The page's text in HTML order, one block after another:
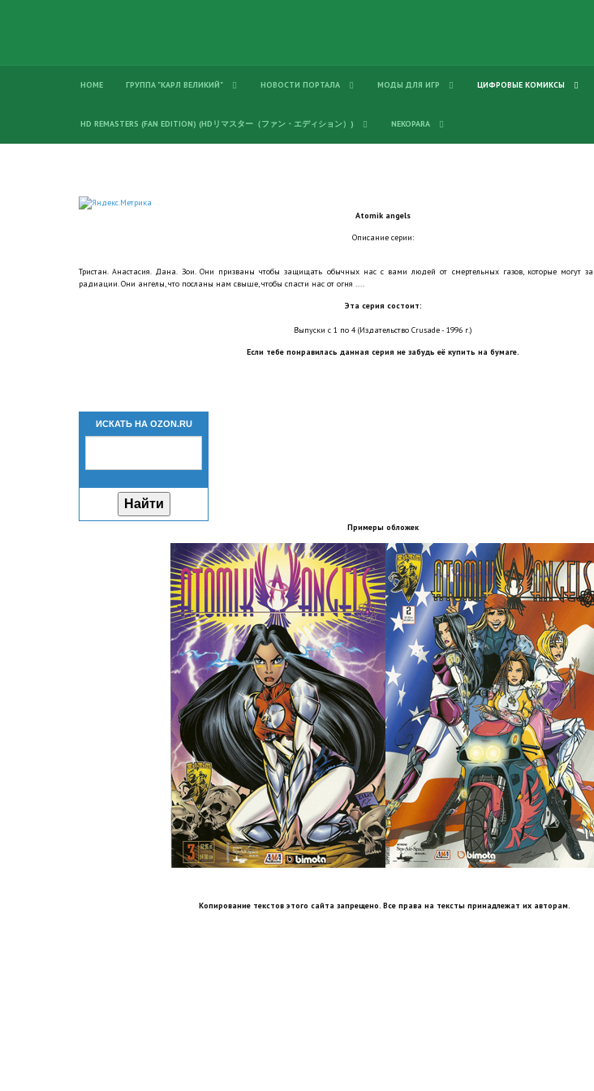
HOME ГРУППА "КАРЛ ВЕЛИКИЙ" НОВОСТИ ПОРТАЛА МОДЫ ДЛЯ ИГР ЦИФРОВЫЕ КОМИКСЫ
HD REMASTERS (FAN EDITION) (HDリマスター（ファン・エディション）) NEKOPARA
Atomik angels
Описание серии:
Тристан. Анастасия. Дана. Зои. Они призваны чтобы защищать обычных нас с вами людей от смертельных газов, которые могут
радиации. Они ангелы, что посланы нам свыше, чтобы спасти нас от огня ....
Эта серия состоит:
Выпуски с 1 по 4 (Издательство Crusade - 1996 г.)
Если тебе понравилась данная серия не забудь её купить на бумаге.
ИСКАТЬ НА OZON.RU
Примеры обложек
Копирование текстов этого сайта запрещено. Все права на тексты принадлежат их авторам.